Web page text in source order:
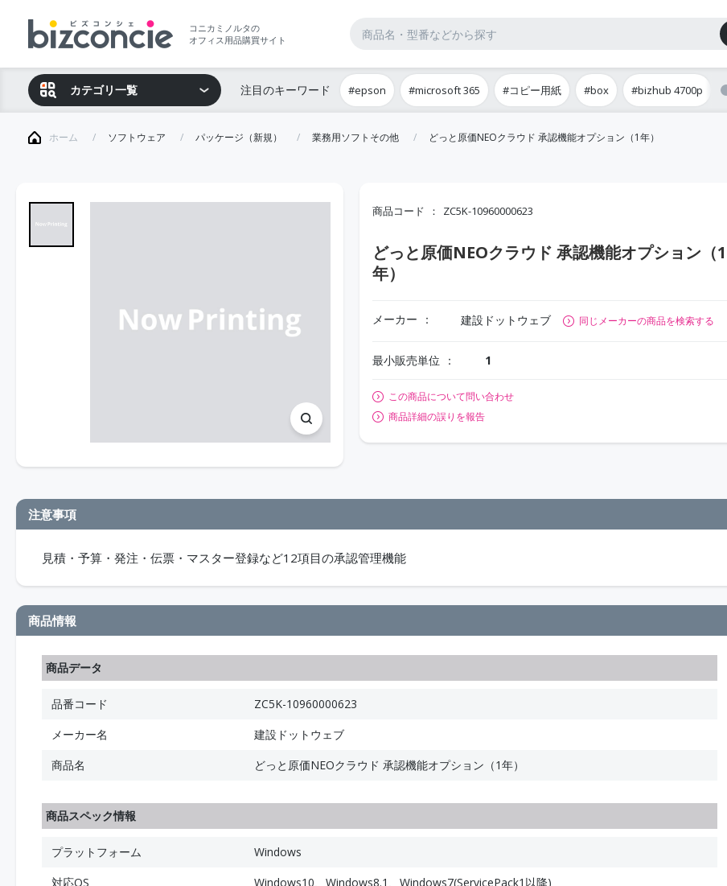
コニカミノルタの
オフィス用品購買サイト
カテゴリ一覧 注目のキーワード #epson #microsoft 365 #コピー用紙 #box #bizhub 4700p
ホーム ソフトウェア パッケージ（新規） 業務用ソフトその他 どっと原価NEOクラウド 承認機能オプション（1年）
商品コード ZC5K-10960000623
どっと原価NEOクラウド 承認機能オプション（1
年）
メーカー 建設ドットウェブ 同じメーカーの商品を検索する
最小販売単位 1
この商品について問い合わせ
商品詳細の誤りを報告
注意事項
見積・予算・発注・伝票・マスター登録など12項目の承認管理機能
商品情報
商品データ
品番コード
ZC5K-10960000623
メーカー名
建設ドットウェブ
商品名
どっと原価NEOクラウド 承認機能オプション（1年）
商品スペック情報
プラットフォーム
Windows
対応OS
Windows10、Windows8.1、Windows7(ServicePack1以降)